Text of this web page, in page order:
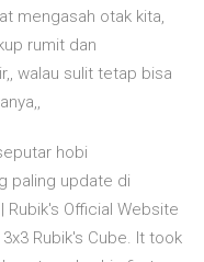
mengasah otak kita,
rumit dan
walau sulit tetap bisa
hobi
paling update di
Rubik's Official Website
Rubik's Cube. It took